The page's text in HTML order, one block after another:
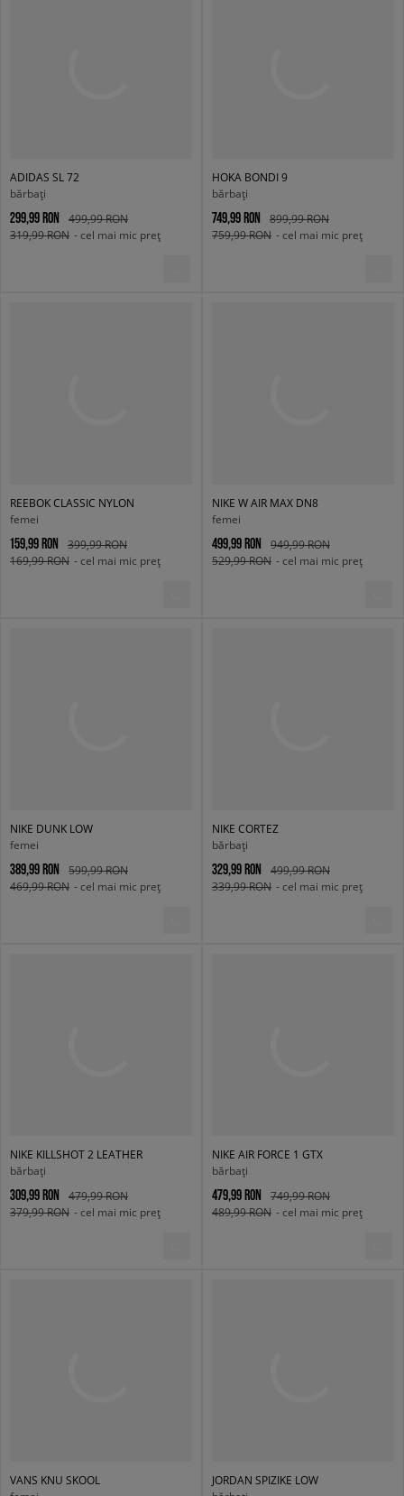
ADIDAS SL 72
bărbați
299,99 RON
499,99 RON
319,99 RON - cel mai mic preț
HOKA BONDI 9
bărbați
749,99 RON
899,99 RON
759,99 RON - cel mai mic preț
REEBOK CLASSIC NYLON
femei
159,99 RON
399,99 RON
169,99 RON - cel mai mic preț
NIKE W AIR MAX DN8
femei
499,99 RON
949,99 RON
529,99 RON - cel mai mic preț
NIKE DUNK LOW
femei
389,99 RON
599,99 RON
469,99 RON - cel mai mic preț
NIKE CORTEZ
bărbați
329,99 RON
499,99 RON
339,99 RON - cel mai mic preț
NIKE KILLSHOT 2 LEATHER
bărbați
309,99 RON
479,99 RON
379,99 RON - cel mai mic preț
NIKE AIR FORCE 1 GTX
bărbați
479,99 RON
749,99 RON
489,99 RON - cel mai mic preț
VANS KNU SKOOL
JORDAN SPIZIKE LOW